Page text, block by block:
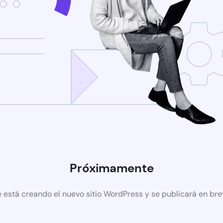
Próximamente
está creando el nuevo sitio WordPress y se publicará en